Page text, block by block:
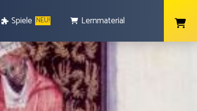
Spiele NEU! Lernmaterial